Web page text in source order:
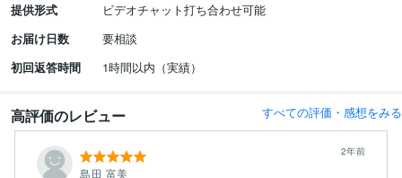
提供形式
ビデオチャット打ち合わせ可能
お届け日数
要相談
初回返答時間
1時間以内（実績）
高評価のレビュー すべての評価・感想をみる
島田 富美
2年前